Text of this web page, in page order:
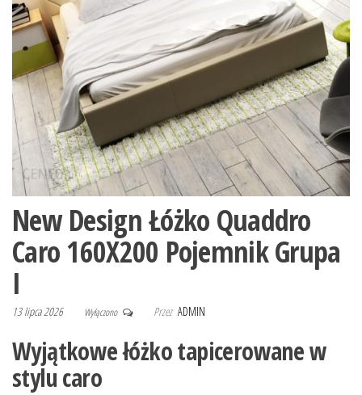
New Design Łóżko Quaddro
Caro 160X200 Pojemnik Grupa
I
13 lipca 2026 Wyłączono Przez ADMIN
Wyjątkowe łóżko tapicerowane w
stylu caro